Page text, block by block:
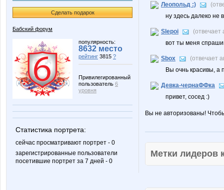
Сделать подарок
Бабский форум
популярность:
8632 место
рейтинг 3815 ?
Привилегированный
пользователь 6
уровня
Статистика портрета:
сейчас просматривают портрет - 0
зарегистрированные пользователи
посетившие портрет за 7 дней - 0
Леопольд :)
ну здесь далеко не
Slepoi
(отвечает
вот ты меня
Sbox
(отвечает
Вы очнь красивы, а
Девка-чернаФФка
привет, сосед :)
Вы не авторизованы!
Метки